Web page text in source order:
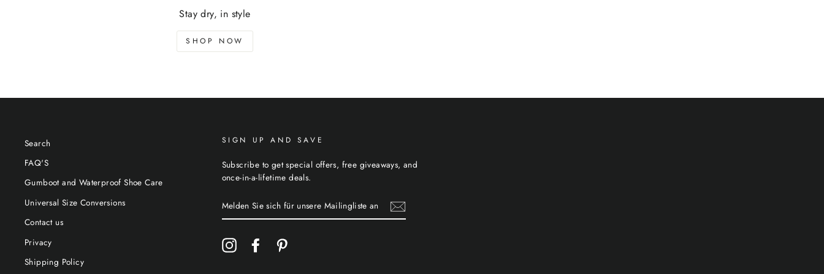
Stay dry, in style
SHOP NOW
Search
FAQ'S
Gumboot and Waterproof Shoe Care
Universal Size Conversions
Contact us
Privacy
Shipping Policy
SIGN UP AND SAVE
Subscribe to get special offers, free giveaways, and
once-in-a-lifetime deals.
SIE
SICH
UNSERE
MAILINGLISTE
InstagramFacebook